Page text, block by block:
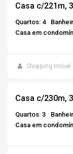
Casa c/221m,
Quartos: 4
Casa em
Shopping Imóvel
Casa c/230m,
Quartos: 3
Casa em